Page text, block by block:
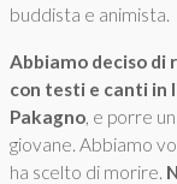
buddista e animista.
Abbiamo deciso di
con testi e canti in
Pakagno , e porre
giovane. Abbiamo
ha scelto di morire.